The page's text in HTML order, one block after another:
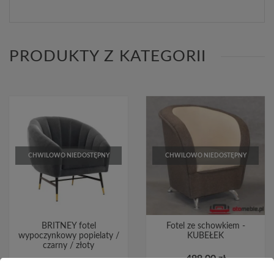
PRODUKTY Z KATEGORII
CHWILOWO NIEDOSTĘPNY
BRITNEY fotel
wypoczynkowy popielaty /
czarny / złoty
CHWILOWO NIEDOSTĘPNY
Fotel ze schowkiem -
KUBEŁEK
499,00 zł